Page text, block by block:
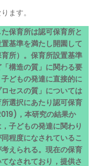
ます。
保育所は認可保育所と
基準を満たし開園して
所）。保育所設置基準
構造の質」に関わる要
どもの発達に直接的に
セスの質」については
選択にあたり認可保育
，本研究の結果か
子どもの発達に関わり
程度になされているこ
えられる。現在の保育
なされており，提供さ